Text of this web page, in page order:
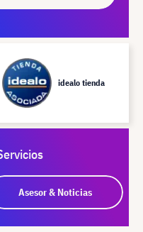
idealo tienda
Asesor & Noticias